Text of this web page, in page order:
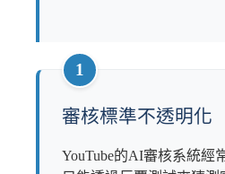
1
審核標準不透明化
YouTube的AI審核系統經